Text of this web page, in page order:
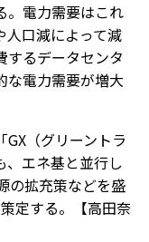
。電力需要はこれ
人口減によって減
するデータセンタ
な電力需要が増大
（グリーントラ
、エネ基と並行し
の拡充策などを盛
定する。【高田奈